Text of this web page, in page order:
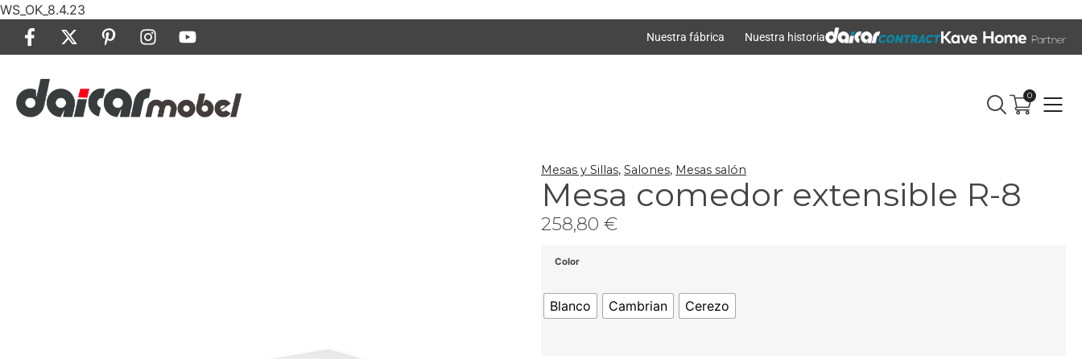
WS_OK_8.4.23
Nuestra fábrica Nuestra historia
0
Mesas y Sillas, Salones, Mesas salón
Mesa comedor extensible R-8
258,80 €
Color
Blanco Cambrian Cerezo